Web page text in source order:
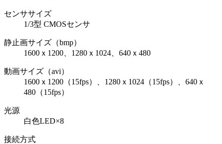
センササイズ
1/3型 CMOSセンサ
静止画サイズ（bmp）
1600ｘ1200、1280ｘ1024、640ｘ480
動画サイズ（avi）
1600ｘ1200（15fps）、1280ｘ1024（15fps）、640ｘ
480（15fps）
光源
白色LED×8
接続方式